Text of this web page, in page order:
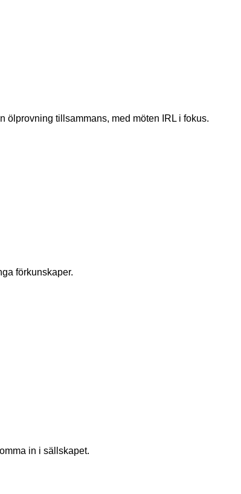
ölprovning tillsammans, med möten IRL i fokus.
förkunskaper.
in i sällskapet.